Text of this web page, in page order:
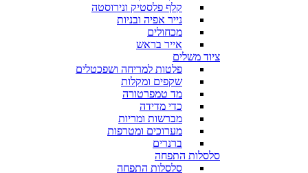
קלף פלסטיק ונירוסטה
נייר אפיה ובניות
מכחולים
אייר בראש
ציוד משלים
פלטות למריחה ושפכטלים
שקפים ומקלות
מד טמפרטורה
כדי מדידה
מברשות ומריות
מערוכים ומטרפות
ברנרים
סלסלות התפחה
סלסלות התפחה